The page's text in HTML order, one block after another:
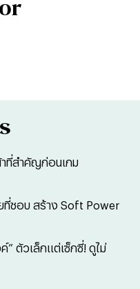
าที่สำคัญก่อนเกม
ที่ชอบ สร้าง Soft Power
” ตัวเล็กแต่เซ็กซี่! ดูไม่